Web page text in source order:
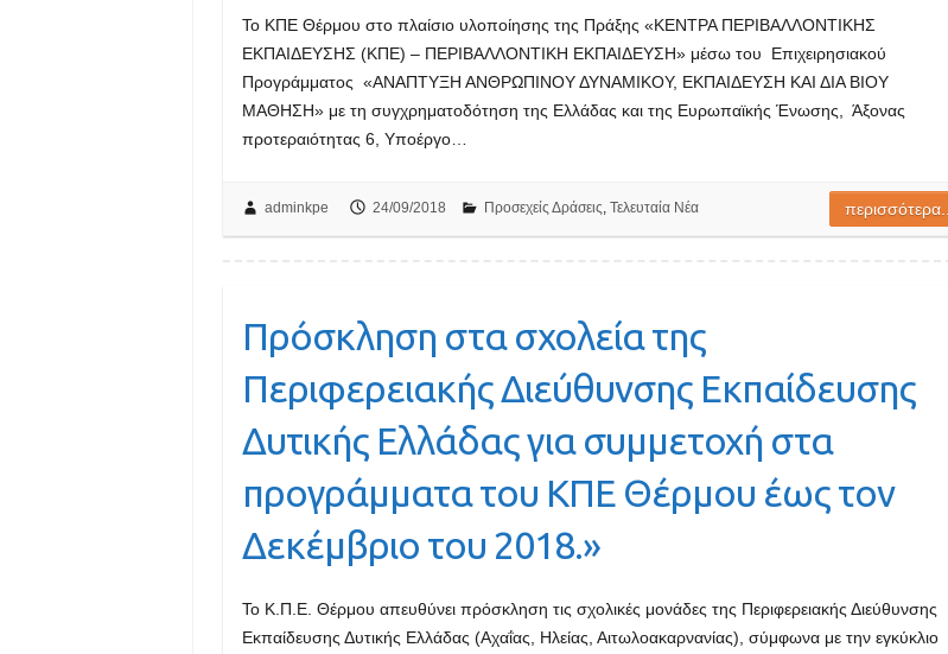
Το ΚΠΕ Θέρμου στο πλαίσιο υλοποίησης της Πράξης «ΚΕΝΤΡΑ ΠΕΡΙΒΑΛΛΟΝΤΙΚΗΣ
ΕΚΠΑΙΔΕΥΣΗΣ (ΚΠΕ) – ΠΕΡΙΒΑΛΛΟΝΤΙΚΗ ΕΚΠΑΙΔΕΥΣΗ» μέσω του Επιχειρησιακού
Προγράμματος «ΑΝΑΠΤΥΞΗ ΑΝΘΡΩΠΙΝΟΥ ΔΥΝΑΜΙΚΟΥ, ΕΚΠΑΙΔΕΥΣΗ ΚΑΙ ΔΙΑ ΒΙΟΥ
ΜΑΘΗΣΗ» με τη συγχρηματοδότηση της Ελλάδας και της Ευρωπαϊκής Ένωσης, Άξονας
προτεραιότητας 6, Υποέργο…
adminkpe 24/09/2018 Προσεχείς Δράσεις, Τελευταία Νέα περισσότερα...
Πρόσκληση στα σχολεία της
Περιφερειακής Διεύθυνσης Εκπαίδευσης
Δυτικής Ελλάδας για συμμετοχή στα
προγράμματα του ΚΠΕ Θέρμου έως τον
Δεκέμβριο του 2018.»
Το Κ.Π.Ε. Θέρμου απευθύνει πρόσκληση τις σχολικές μονάδες της Περιφερειακής Διεύθυνσης
Εκπαίδευσης Δυτικής Ελλάδας (Αχαΐας, Ηλείας, Αιτωλοακαρνανίας), σύμφωνα με την εγκύκλιο